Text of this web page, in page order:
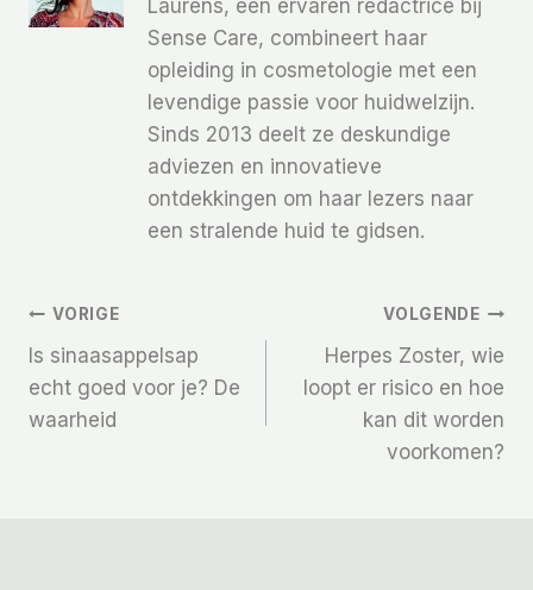
Laurens, een ervaren redactrice bij
Sense Care, combineert haar
opleiding in cosmetologie met een
levendige passie voor huidwelzijn.
Sinds 2013 deelt ze deskundige
adviezen en innovatieve
ontdekkingen om haar lezers naar
een stralende huid te gidsen.
Bericht
Navigatie
VORIGE
Is sinaasappelsap
echt goed voor je? De
waarheid
VOLGENDE
Herpes Zoster, wie
loopt er risico en hoe
kan dit worden
voorkomen?